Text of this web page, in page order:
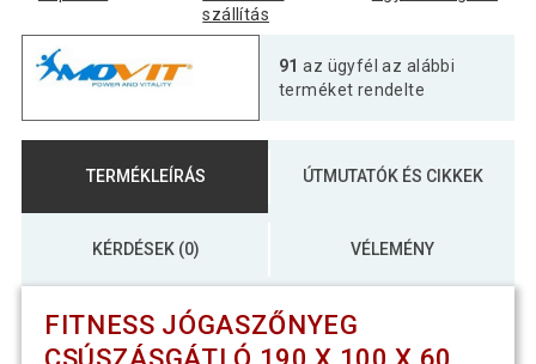
Fitness jógaszőnyeg csúszásgátló 190
× 100 x 0,6cm rózsaszín
9 190 Ft
× 100 x 0,6 cm fekete
5 890 Ft
Fitnesz jógaszőnyeg csúszásgátló 190
Fitnesz jógaszőnyeg csúszásgátló 190
szállítás
91 az ügyfél az alábbi
terméket rendelte
TERMÉKLEÍRÁS ÚTMUTATÓK ÉS CIKKEK
KÉRDÉSEK (0) VÉLEMÉNY
FITNESS JÓGASZŐNYEG